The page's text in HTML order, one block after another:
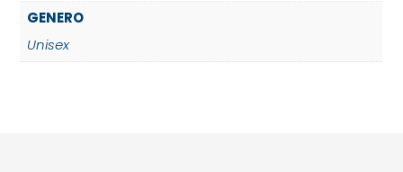
GENERO
Unisex